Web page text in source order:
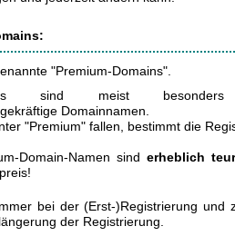
"Premium-Domains".
sind meist
Domainnamen.
"Premium" fallen, bestimmt die
Domain-Namen sind erheblich
bei der (Erst-)Registrierung und
der Registrierung.